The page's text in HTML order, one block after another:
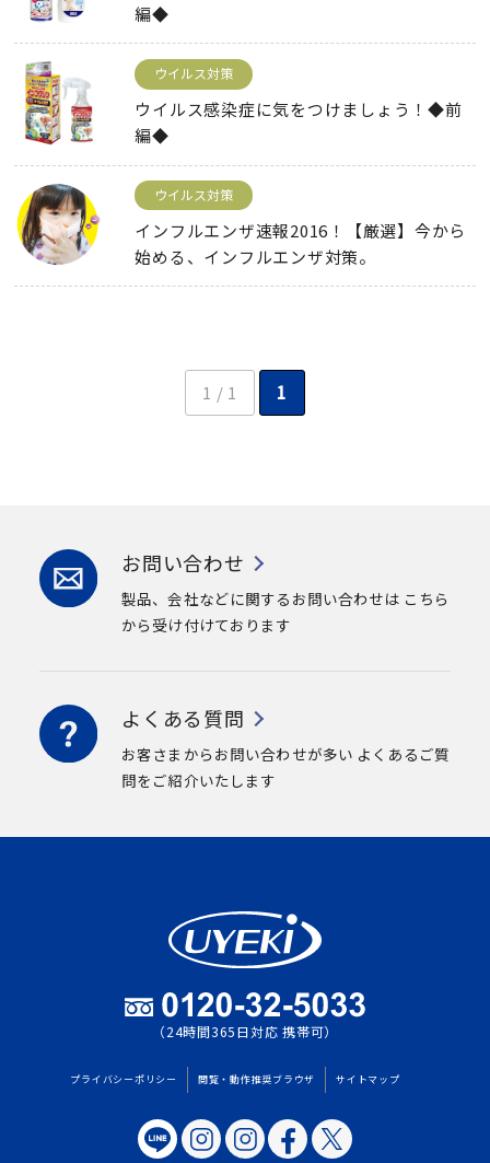
編◆
ウイルス対策
ウイルス感染症に気をつけましょう！◆前
編◆
ウイルス対策
インフルエンザ速報2016！【厳選】今から
始める、インフルエンザ対策。
1 / 1 1
お問い合わせ
製品、会社などに関するお問い合わせは こちら
から受け付けております
よくある質問
お客さまからお問い合わせが多い よくあるご質
問をご紹介いたします
（24時間365日対応 携帯可）
プライバシーポリシー 閲覧・動作推奨ブラウザ サイトマップ